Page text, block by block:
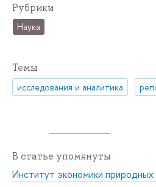
Рубрики
Наука
Темы
исследования и аналитика
В статье упомянуты
Институт экономики